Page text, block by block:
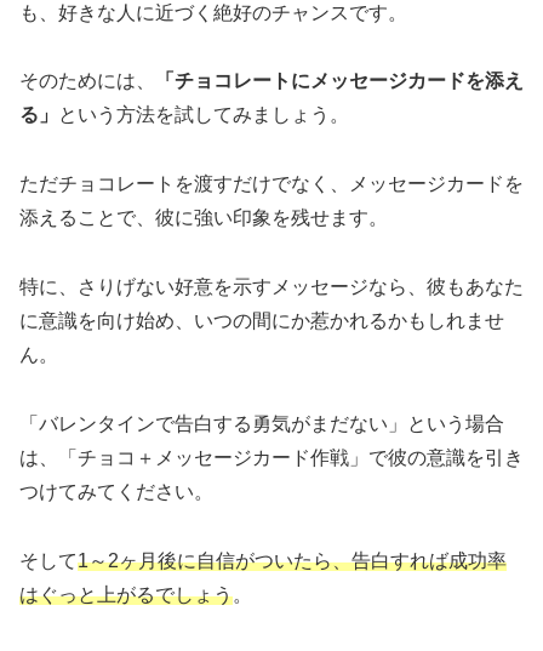
も、好きな人に近づく絶好のチャンスです。
そのためには、
「チョコレートにメッセージカードを添え
る」
という方法を試してみましょう。
ただチョコレートを渡すだけでなく、メッセージカードを
添えることで、彼に強い印象を残せます。
特に、さりげない好意を示すメッセージなら、彼もあなた
に意識を向け始め、いつの間にか惹かれるかもしれませ
ん。
「バレンタインで告白する勇気がまだない」という場合
は、「チョコ＋メッセージカード作戦」で彼の意識を引き
つけてみてください。
そして1～2ヶ月後に自信がついたら、告白すれば成功率
はぐっと上がるでしょう。